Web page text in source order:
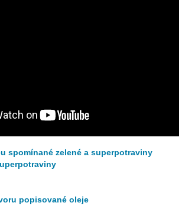
spomínané zelené a superpotraviny
popisované oleje